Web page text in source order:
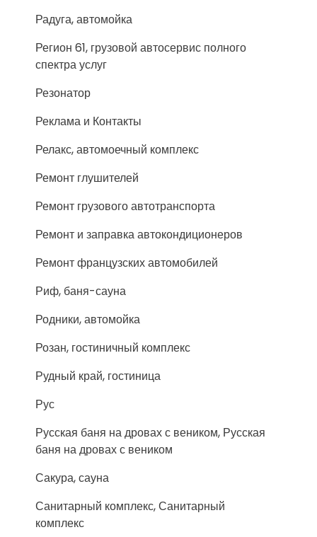
Радуга, автомойка
Регион 61, грузовой автосервис полного
спектра услуг
Резонатор
Реклама и Контакты
Релакс, автомоечный комплекс
Ремонт глушителей
Ремонт грузового автотранспорта
Ремонт и заправка автокондиционеров
Ремонт французских автомобилей
Риф, баня-сауна
Родники, автомойка
Розан, гостиничный комплекс
Рудный край, гостиница
Рус
Русская баня на дровах с веником, Русская
баня на дровах с веником
Сакура, сауна
Санитарный комплекс, Санитарный
комплекс